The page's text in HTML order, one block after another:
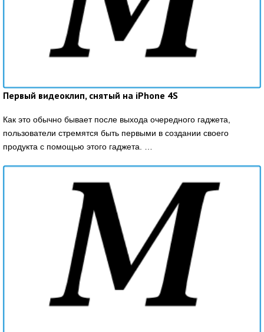
Первый видеоклип, снятый на iPhone 4S
Как это обычно бывает после выхода очередного гаджета,
пользователи стремятся быть первыми в создании своего
продукта с помощью этого гаджета. …